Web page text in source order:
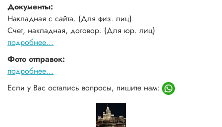
Документы:
Накладная с сайта. (Для физ. лиц).
Счет, накладная, договор. (Для юр. лиц)
подробнее...
Фото отправок:
подробнее...
Если у Вас остались вопросы, пишите нам: